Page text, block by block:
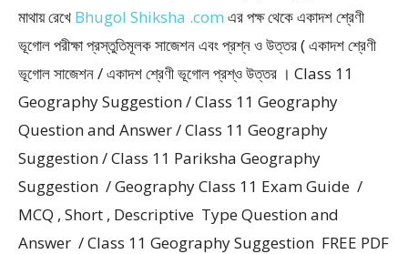
মাথায় রেখে Bhugol Shiksha .com এর পক্ষ থেকে একাদশ শ্রেণী
ভূগোল পরীক্ষা প্রস্তুতিমূলক সাজেশন এবং প্রশ্ন ও উত্তর ( একাদশ শ্রেণী
ভূগোল সাজেশন / একাদশ শ্রেণী ভূগোল প্রশ্ও উত্তর । Class 11
Geography Suggestion / Class 11 Geography
Question and Answer / Class 11 Geography
Suggestion / Class 11 Pariksha Geography
Suggestion / Geography Class 11 Exam Guide /
MCQ , Short , Descriptive Type Question and
Answer / Class 11 Geography Suggestion FREE PDF